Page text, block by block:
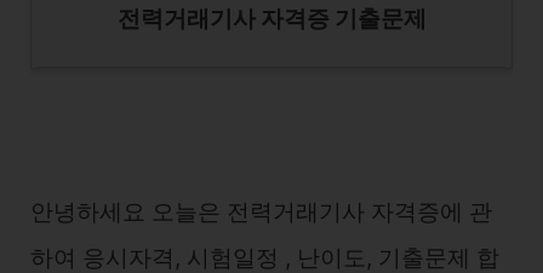
전력거래기사 자격증 기출문제
안녕하세요 오늘은 전력거래기사 자격증에 관
하여 응시자격, 시험일정 , 난이도, 기출문제 합